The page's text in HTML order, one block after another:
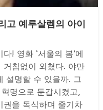
고 예루살렘의 아이
! 영화 ‘서울의 봄’에
거침없이 외쳤다. 야만
설명할 수 있을까. 그
명으로 둔갑시켰고,
권을 독식하며 줄기차